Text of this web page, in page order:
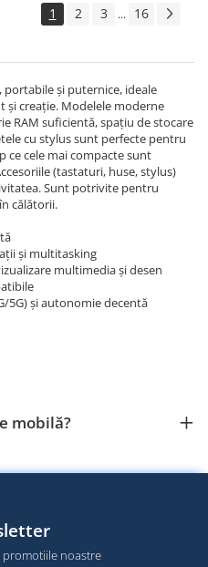
1 2 3 ... 16
și puternice, ideale
creație. Modelele moderne
RAM suficientă, spațiu de stocare
cu stylus sunt perfecte pentru
ce cele mai compacte sunt
(tastaturi, huse, stylus)
Sunt potrivite pentru
călătorii.
și multitasking
multimedia și desen
5G) și autonomie decentă
mobilă?
promotiile noastre